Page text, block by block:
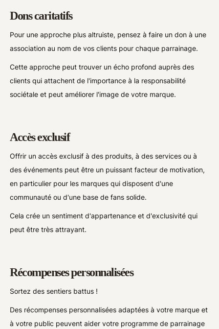
Dons caritatifs
Pour une approche plus altruiste, pensez à faire un don à une
association au nom de vos clients pour chaque parrainage.
Cette approche peut trouver un écho profond auprès des
clients qui attachent de l'importance à la responsabilité
sociétale et peut améliorer l'image de votre marque.
Accès exclusif
Offrir un accès exclusif à des produits, à des services ou à
des événements peut être un puissant facteur de motivation,
en particulier pour les marques qui disposent d'une
communauté ou d'une base de fans solide.
Cela crée un sentiment d'appartenance et d'exclusivité qui
peut être très attrayant.
Récompenses personnalisées
Sortez des sentiers battus !
Des récompenses personnalisées adaptées à votre marque et
à votre public peuvent aider votre programme de parrainage